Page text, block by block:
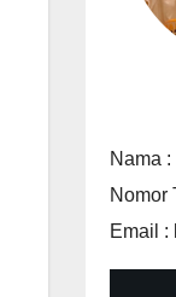
Nama :
Nomor
Email :